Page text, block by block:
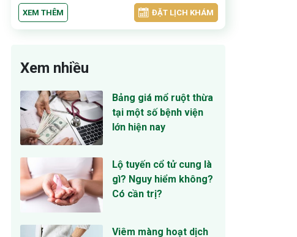
XEM THÊM ĐẶT LỊCH KHÁM
Xem nhiều
Bảng giá mổ ruột thừa
tại một số bệnh viện
lớn hiện nay
Lộ tuyến cổ tử cung là
gì? Nguy hiểm không?
Có cần trị?
Viêm màng hoạt dịch